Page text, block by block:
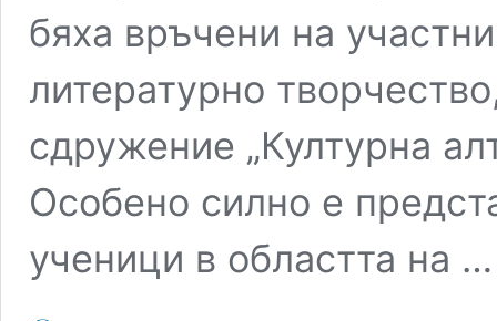
бяха връчени на
литературно
сдружение „Културна
Особено силно е
ученици в областта на